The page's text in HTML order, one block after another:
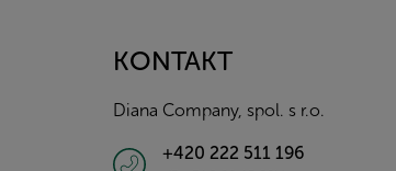
KONTAKT
Diana Company, spol. s r.o.
+420 222 511 196